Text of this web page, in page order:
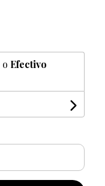
o Efectivo